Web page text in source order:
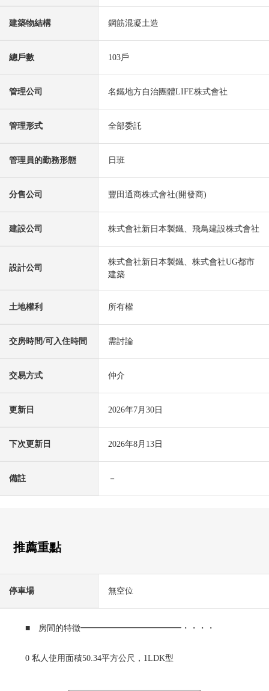
建築物結構 鋼筋混凝土造
總戶數 103戶
管理公司 名鐵地方自治團體LIFE株式會社
管理形式 全部委託
管理員的勤務形態 日班
分售公司 豐田通商株式會社(開發商)
建設公司 株式會社新日本製鐵、飛鳥建設株式會社
設計公司
株式會社新日本製鐵、株式會社UG都市
建築
土地權利 所有權
交房時間/可入住時間 需討論
交易方式 仲介
更新日 2026年7月30日
下次更新日 2026年8月13日
備註 －
推薦重點
停車場 無空位
■ 房間的特徴━━━━━━━━━━━━・・・・
0 私人使用面積50.34平方公尺，1LDK型
0 天花板高度2.5米